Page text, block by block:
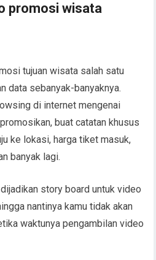
promosi wisata
tujuan wisata salah satu
data sebanyak-banyaknya.
di internet mengenai
buat catatan khusus
ke lokasi, harga tiket masuk,
banyak lagi.
story board untuk video
nantinya kamu tidak akan
waktunya pengambilan video